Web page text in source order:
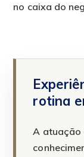
no caixa do
rotina
A atuação